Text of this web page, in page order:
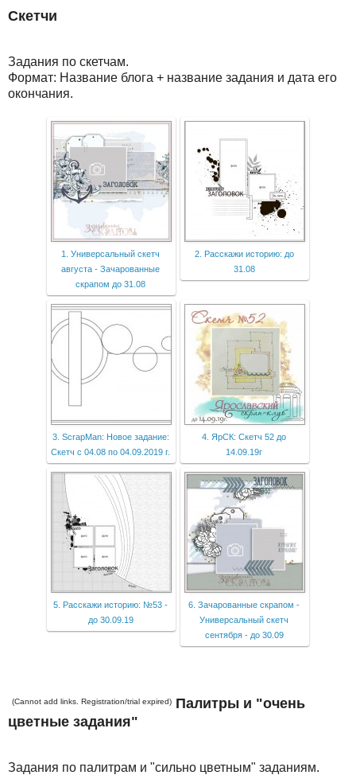
Скетчи
Задания по скетчам.
Формат: Название блога + название задания и дата его
окончания.
1. Универсальный скетч
августа - Зачарованные
скрапом до 31.08
2. Расскажи историю: до
31.08
3. ScrapMan: Новое задание:
Скетч с 04.08 по 04.09.2019 г.
4. ЯрСК: Скетч 52 до
14.09.19г
5. Расскажи историю: №53 -
до 30.09.19
6. Зачарованные скрапом -
Универсальный скетч
сентября - до 30.09
(Cannot add links. Registration/trial expired) Палитры и "очень
цветные задания"
Задания по палитрам и "сильно цветным" заданиям.